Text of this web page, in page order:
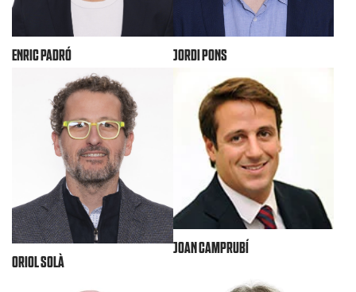
ENRIC PADRÓ JORDI PONS
ORIOL SOLÀ
JOAN CAMPRUBÍ